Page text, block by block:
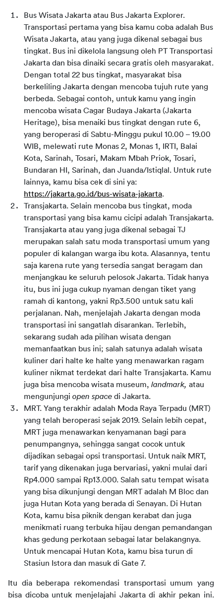
Bus Wisata Jakarta atau Bus Jakarta Explorer.
Transportasi pertama yang bisa kamu coba adalah Bus
Wisata Jakarta, atau yang juga dikenal sebagai bus
tingkat. Bus ini dikelola langsung oleh PT Transportasi
Jakarta dan bisa dinaiki secara gratis oleh masyarakat.
Dengan total 22 bus tingkat, masyarakat bisa
berkeliling Jakarta dengan mencoba tujuh rute yang
berbeda. Sebagai contoh, untuk kamu yang ingin
mencoba wisata Cagar Budaya Jakarta (Jakarta
Heritage), bisa menaiki bus tingkat dengan rute 6,
yang beroperasi di Sabtu-Minggu pukul 10.00 – 19.00
WIB, melewati rute Monas 2, Monas 1, IRTI, Balai
Kota, Sarinah, Tosari, Makam Mbah Priok, Tosari,
Bundaran HI, Sarinah, dan Juanda/Istiqlal. Untuk rute
https://jakarta.go.id/bus-wisata-jakarta.
Transjakarta. Selain mencoba bus tingkat, moda
transportasi yang bisa kamu cicipi adalah Transjakarta.
Transjakarta atau yang juga dikenal sebagai TJ
merupakan salah satu moda transportasi umum yang
populer di kalangan warga ibu kota. Alasannya, tentu
saja karena rute yang tersedia sangat beragam dan
menjangkau ke seluruh pelosok Jakarta. Tidak hanya
itu, bus ini juga cukup nyaman dengan tiket yang
ramah di kantong, yakni Rp3.500 untuk satu kali
perjalanan. Nah, menjelajah Jakarta dengan moda
transportasi ini sangatlah disarankan. Terlebih,
sekarang sudah ada pilihan wisata dengan
memanfaatkan bus ini; salah satunya adalah wisata
kuliner dari halte ke halte yang menawarkan ragam
kuliner nikmat terdekat dari halte Transjakarta. Kamu
juga bisa mencoba wisata museum, landmark, atau
mengunjungi open space di Jakarta.
MRT. Yang terakhir adalah Moda Raya Terpadu (MRT)
yang telah beroperasi sejak 2019. Selain lebih cepat,
MRT juga menawarkan kenyamanan bagi para
penumpangnya, sehingga sangat cocok untuk
dijadikan sebagai opsi transportasi. Untuk naik MRT,
tarif yang dikenakan juga bervariasi, yakni mulai dari
Rp4.000 sampai Rp13.000. Salah satu tempat wisata
yang bisa dikunjungi dengan MRT adalah M Bloc dan
juga Hutan Kota yang berada di Senayan. Di Hutan
Kota, kamu bisa piknik dengan kerabat dan juga
menikmati ruang terbuka hijau dengan pemandangan
khas gedung perkotaan sebagai latar belakangnya.
Untuk mencapai Hutan Kota, kamu bisa turun di
Stasiun Istora dan masuk di Gate 7.
Itu dia beberapa rekomendasi transportasi umum yang
bisa dicoba untuk menjelajahi Jakarta di akhir pekan ini.